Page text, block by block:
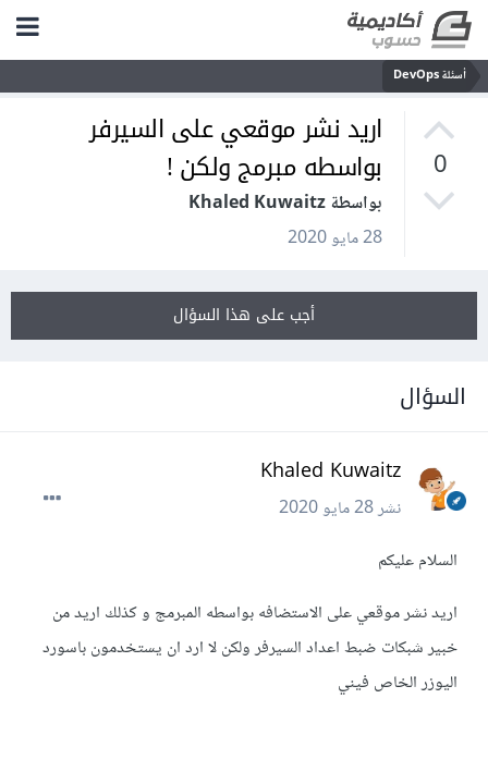
أسئلة DevOps
0
اريد نشر موقعي على السيرفر
بواسطه مبرمج ولكن !
بواسطة Khaled Kuwaitz
28 مايو 2020
أجب على هذا السؤال
السؤال
Khaled Kuwaitz
نشر28 مايو 2020
السلام عليكم
اريد نشر موقعي على الاستضافه بواسطه المبرمج و كذلك اريد من
خبير شبكات ضبط اعداد السيرفر ولكن لا ارد ان يستخدمون باسورد
اليوزر الخاص فيني